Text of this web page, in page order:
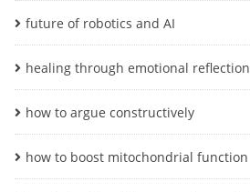
future of robotics and AI
healing through emotional reflection
how to argue constructively
how to boost mitochondrial function